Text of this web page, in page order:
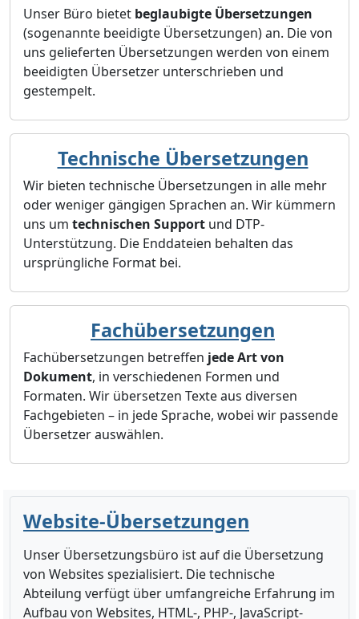
Unser Büro bietet beglaubigte Übersetzungen
(sogenannte beeidigte Übersetzungen) an. Die von
uns gelieferten Übersetzungen werden von einem
beeidigten Übersetzer unterschrieben und
gestempelt.
Technische Übersetzungen
Wir bieten technische Übersetzungen in alle mehr
oder weniger gängigen Sprachen an. Wir kümmern
uns um technischen Support und DTP-
Unterstützung. Die Enddateien behalten das
ursprüngliche Format bei.
Fachübersetzungen
Fachübersetzungen betreffen jede Art von
Dokument, in verschiedenen Formen und
Formaten. Wir übersetzen Texte aus diversen
Fachgebieten – in jede Sprache, wobei wir passende
Übersetzer auswählen.
Website-Übersetzungen
Unser Übersetzungsbüro ist auf die Übersetzung
von Websites spezialisiert. Die technische
Abteilung verfügt über umfangreiche Erfahrung im
Aufbau von Websites, HTML-, PHP-, JavaScript-